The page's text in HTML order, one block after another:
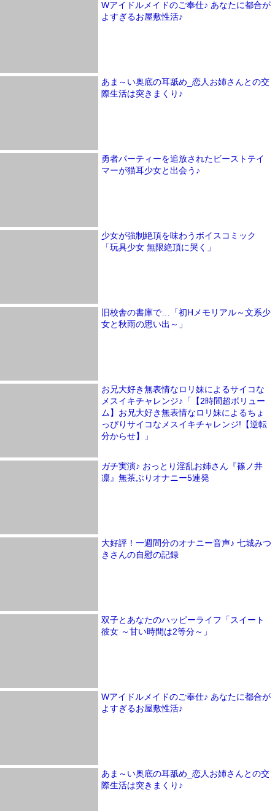
Wアイドルメイドのご奉仕♪ あなたに都合が
よすぎるお屋敷性活♪
あま～い奥底の耳舐め_恋人お姉さんとの交
際生活は突きまくり♪
勇者パーティーを追放されたビーストテイ
マーが猫耳少女と出会う♪
少女が強制絶頂を味わうボイスコミック
「玩具少女 無限絶頂に哭く」
旧校舎の書庫で…「初Hメモリアル～文系少
女と秋雨の思い出～」
お兄大好き無表情なロリ妹によるサイコな
メスイキチャレンジ♪「【2時間超ボリュー
ム】お兄大好き無表情なロリ妹によるちょ
っぴりサイコなメスイキチャレンジ!【逆転
分からせ】」
ガチ実演♪ おっとり淫乱お姉さん『篠ノ井
凛』無茶ぶりオナニー5連発
大好評！一週間分のオナニー音声♪ 七城みつ
きさんの自慰の記録
双子とあなたのハッピーライフ「スイート
彼女 ～甘い時間は2等分～」
Wアイドルメイドのご奉仕♪ あなたに都合が
よすぎるお屋敷性活♪
あま～い奥底の耳舐め_恋人お姉さんとの交
際生活は突きまくり♪